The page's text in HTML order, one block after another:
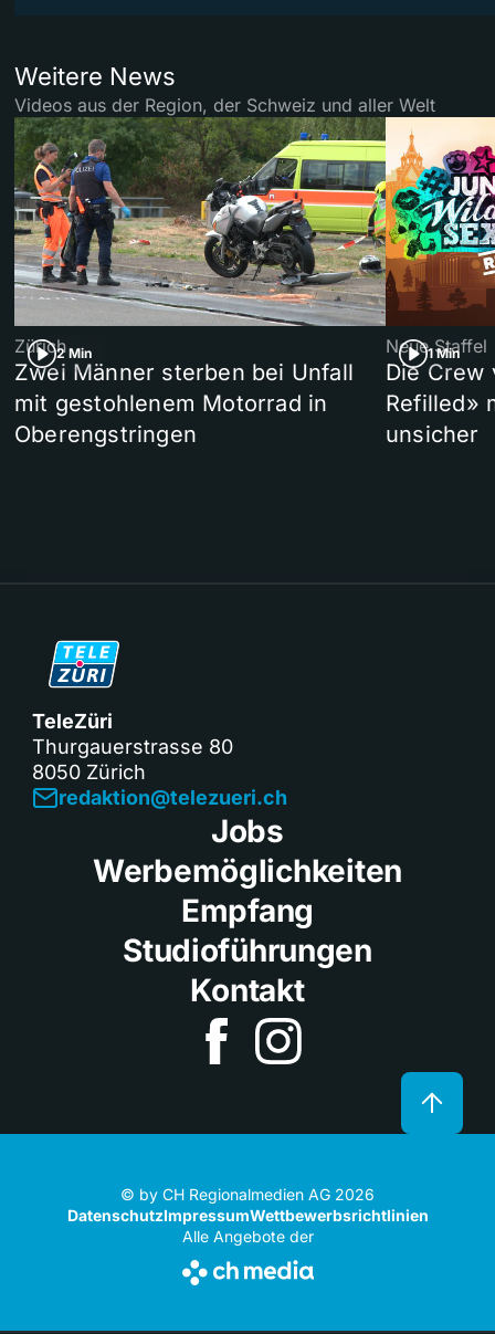
Weitere News
Videos aus der Region, der Schweiz und aller Welt
2 Min
Zürich
Zwei Männer sterben bei Unfall
mit gestohlenem Motorrad in
Oberengstringen
1 Min
Neue Staffel
Die Crew
Refilled»
unsicher
TeleZüri
Thurgauerstrasse 80
8050 Zürich
redaktion@telezueri.ch
Jobs
Werbemöglichkeiten
Empfang
Studioführungen
Kontakt
© by CH Regionalmedien AG 2026
DatenschutzImpressumWettbewerbsrichtlinien
Alle Angebote der